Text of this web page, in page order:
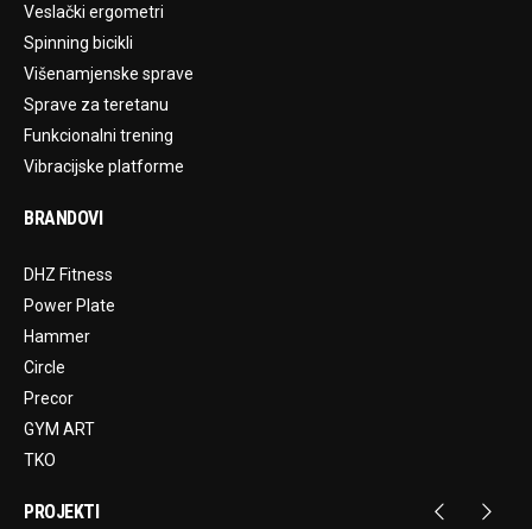
Veslački ergometri
Spinning bicikli
Višenamjenske sprave
Sprave za teretanu
Funkcionalni trening
Vibracijske platforme
BRANDOVI
DHZ Fitness
Power Plate
Hammer
Circle
Precor
GYM ART
TKO
PROJEKTI